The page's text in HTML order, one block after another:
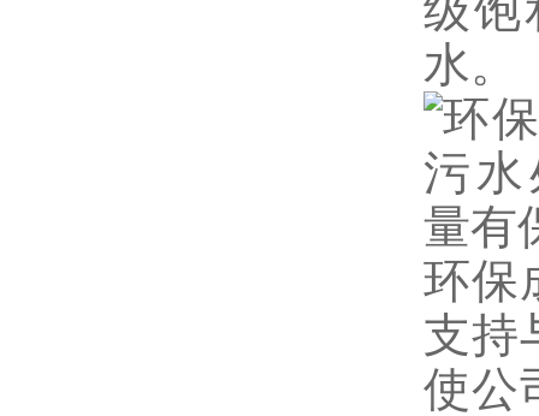
水。
环保
支持
使公